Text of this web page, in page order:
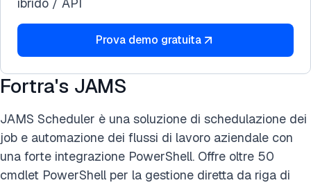
ibrido / API
Prova demo gratuita
Fortra's JAMS
JAMS Scheduler è una soluzione di schedulazione dei
job e automazione dei flussi di lavoro aziendale con
una forte integrazione PowerShell. Offre oltre 50
cmdlet PowerShell per la gestione diretta da riga di